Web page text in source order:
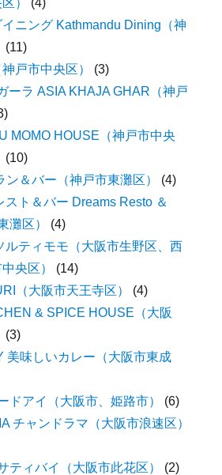
ニング Kathmandu Dining（神
(11)
戸市中央区）
(3)
ーラ ASIA KHAJA GHAR（神戸
MOMO HOUSE（神戸市中央
(10)
ン＆バー（神戸市東灘区）
(4)
スト＆バー Dreams Resto ＆
灘区）
(4)
ルティモモ（大阪市生野区、西
央区）
(14)
（大阪市天王寺区）
(4)
& SPICE HOUSE（大阪
(3)
美味しいカレー（大阪市東成
ドアイ（大阪市、姫路市）
(6)
チャンドラマ（大阪市浪速区）
ティバイ（大阪市此花区）
(2)